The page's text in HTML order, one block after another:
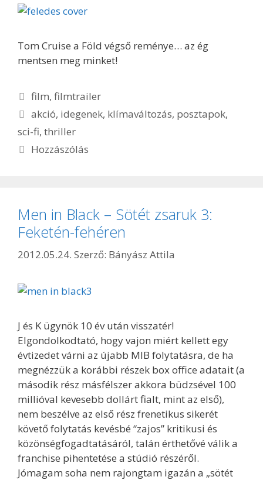
Tom Cruise a Föld végső reménye… az ég
mentsen meg minket!
Kategória
film,filmtrailer
Címkék
akció, idegenek, klímaváltozás, posztapok,
sci-fi, thriller
Hozzászólás
Men in Black – Sötét zsaruk 3:
Feketén-fehéren
2012.05.24. Szerző: Bányász Attila
J és K ügynök 10 év után visszatér!
Elgondolkodtató, hogy vajon miért kellett egy
évtizedet várni az újabb MIB folytatásra, de ha
megnézzük a korábbi részek box office adatait (a
második rész másfélszer akkora büdzsével 100
millióval kevesebb dollárt fialt, mint az első),
nem beszélve az első rész frenetikus sikerét
követő folytatás kevésbé “zajos” kritikusi és
közönségfogadtatásáról, talán érthetővé válik a
franchise pihentetése a stúdió részéről.
Jómagam soha nem rajongtam igazán a „sötét